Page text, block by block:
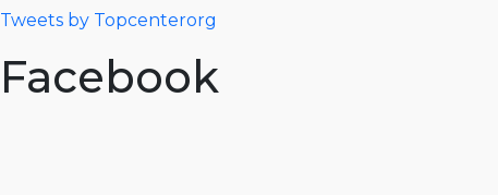
Tweets by Topcenterorg
Facebook